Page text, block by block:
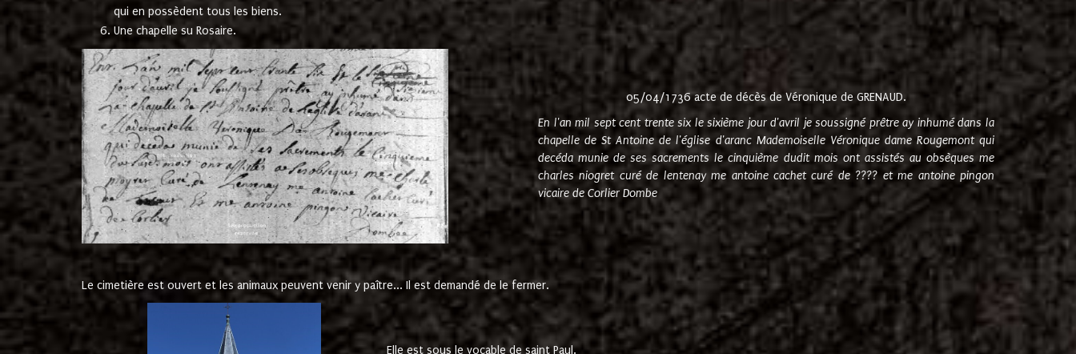
qui en possèdent tous les biens.
Une chapelle su Rosaire.
05/04/1736 acte de décès de Véronique de GRENAUD.
En l'an mil sept cent trente six le sixième jour d'avril je soussigné prêtre ay inhumé dans la
chapelle de St Antoine de l'église d'aranc Mademoiselle Véronique dame Rougemont qui
decéda munie de ses sacrements le cinquième dudit mois ont assistés au obsèques me
charles niogret curé de lentenay me antoine cachet curé de ???? et me antoine pingon
vicaire de Corlier Dombe
Le cimetière est ouvert et les animaux peuvent venir y paître... Il est demandé de le fermer.
Elle est sous le vocable de saint Paul.